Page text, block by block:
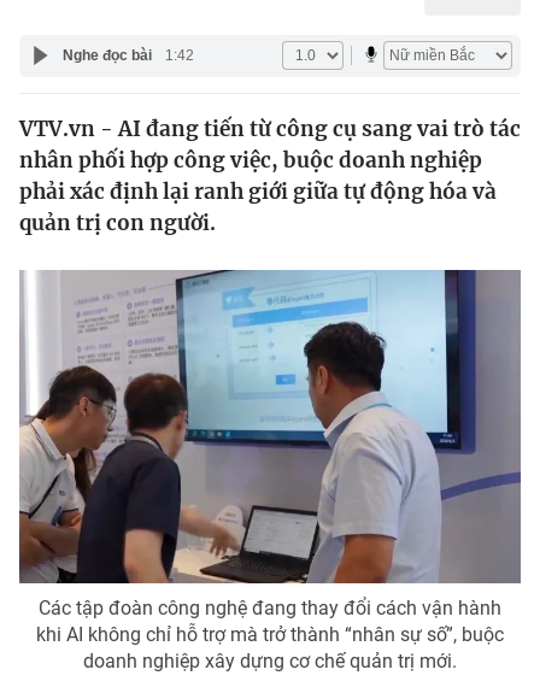
Y tế
Thế giới
Tin tức
Thế giới đó đây
Câu chuyện quốc tế
Kinh tế
Tài chính
Góc doanh nghiệp
Truyền hình
Phim VTV
Hậu trường
Nhân vật
Khán giả
Giải sao mai
Giải trí
Điện ảnh
Âm nhạc
Sao
Đời sống
Du lịch
Làm đẹp
Chất lượng cuộc sống
Giáo dục
Tuyển sinh
Học trực tuyến
Công nghệ
Hitech Công nghệ tương lai
Giao lưu trực tuyến
Nghe đọc bài 1:42
VTV.vn - AI đang tiến từ công cụ sang vai trò tác
nhân phối hợp công việc, buộc doanh nghiệp
phải xác định lại ranh giới giữa tự động hóa và
quản trị con người.
Các tập đoàn công nghệ đang thay đổi cách vận hành
khi AI không chỉ hỗ trợ mà trở thành “nhân sự số”, buộc
doanh nghiệp xây dựng cơ chế quản trị mới.